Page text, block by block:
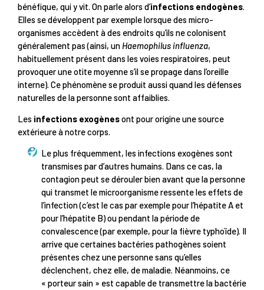
bénéfique, qui y vit. On parle alors d’infections endogènes
Elles se développent par exemple lorsque des micro-
organismes accèdent à des endroits qu’ils ne colonisent
généralement pas (ainsi, un Haemophilus influenza,
habituellement présent dans les voies respiratoires, peut
provoquer une otite moyenne s’il se propage dans l’oreille
interne). Ce phénomène se produit aussi quand les défenses
naturelles de la personne sont affaiblies.
Les infections exogènesont pour origine une source
extérieure à notre corps.
Le plus fréquemment, les infections exogènes sont
transmises par d’autres humains. Dans ce cas, la
contagion peut se dérouler bien avant que la personne
qui transmet le microorganisme ressente les effets de
l’infection (c’est le cas par exemple pour l’hépatite A et
pour l’hépatite B) ou pendant la période de
convalescence (par exemple, pour la fièvre typhoïde). Il
arrive que certaines bactéries pathogènes soient
présentes chez une personne sans qu’elles
déclenchent, chez elle, de maladie. Néanmoins, ce
« porteur sain » est capable de transmettre la bactérie